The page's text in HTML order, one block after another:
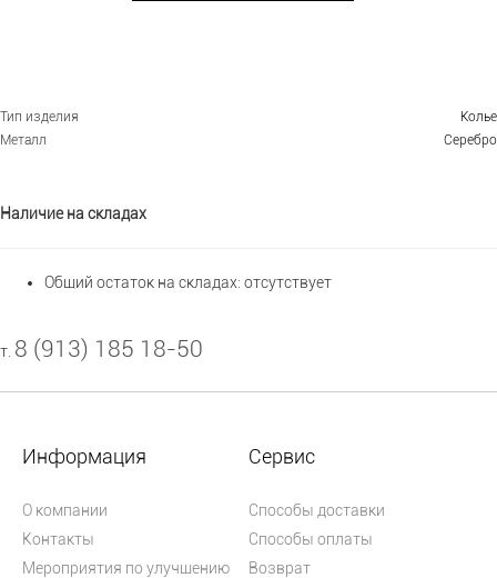
Тип изделия
Колье
Металл
Серебро
Наличие на складах
Общий остаток на складах: отсутствует
т. 8 (913) 185 18-50
Информация
О компании
Контакты
Мероприятия по улучшению
Сервис
Способы доставки
Способы оплаты
Возврат